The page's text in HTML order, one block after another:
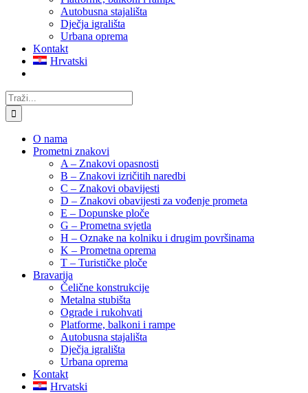
Autobusna stajališta
Dječja igrališta
Urbana oprema
Kontakt
Hrvatski
Traži...
O nama
Prometni znakovi
A – Znakovi opasnosti
B – Znakovi izričitih naredbi
C – Znakovi obavijesti
D – Znakovi obavijesti za vođenje prometa
E – Dopunske ploče
G – Prometna svjetla
H – Oznake na kolniku i drugim površinama
K – Prometna oprema
T – Turističke ploče
Bravarija
Čelične konstrukcije
Metalna stubišta
Ograde i rukohvati
Platforme, balkoni i rampe
Autobusna stajališta
Dječja igrališta
Urbana oprema
Kontakt
Hrvatski